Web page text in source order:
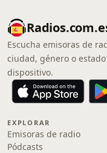
Escucha emisoras de
ciudad, género o
dispositivo.
EXPLORAR
Emisoras de radio
Pódcasts